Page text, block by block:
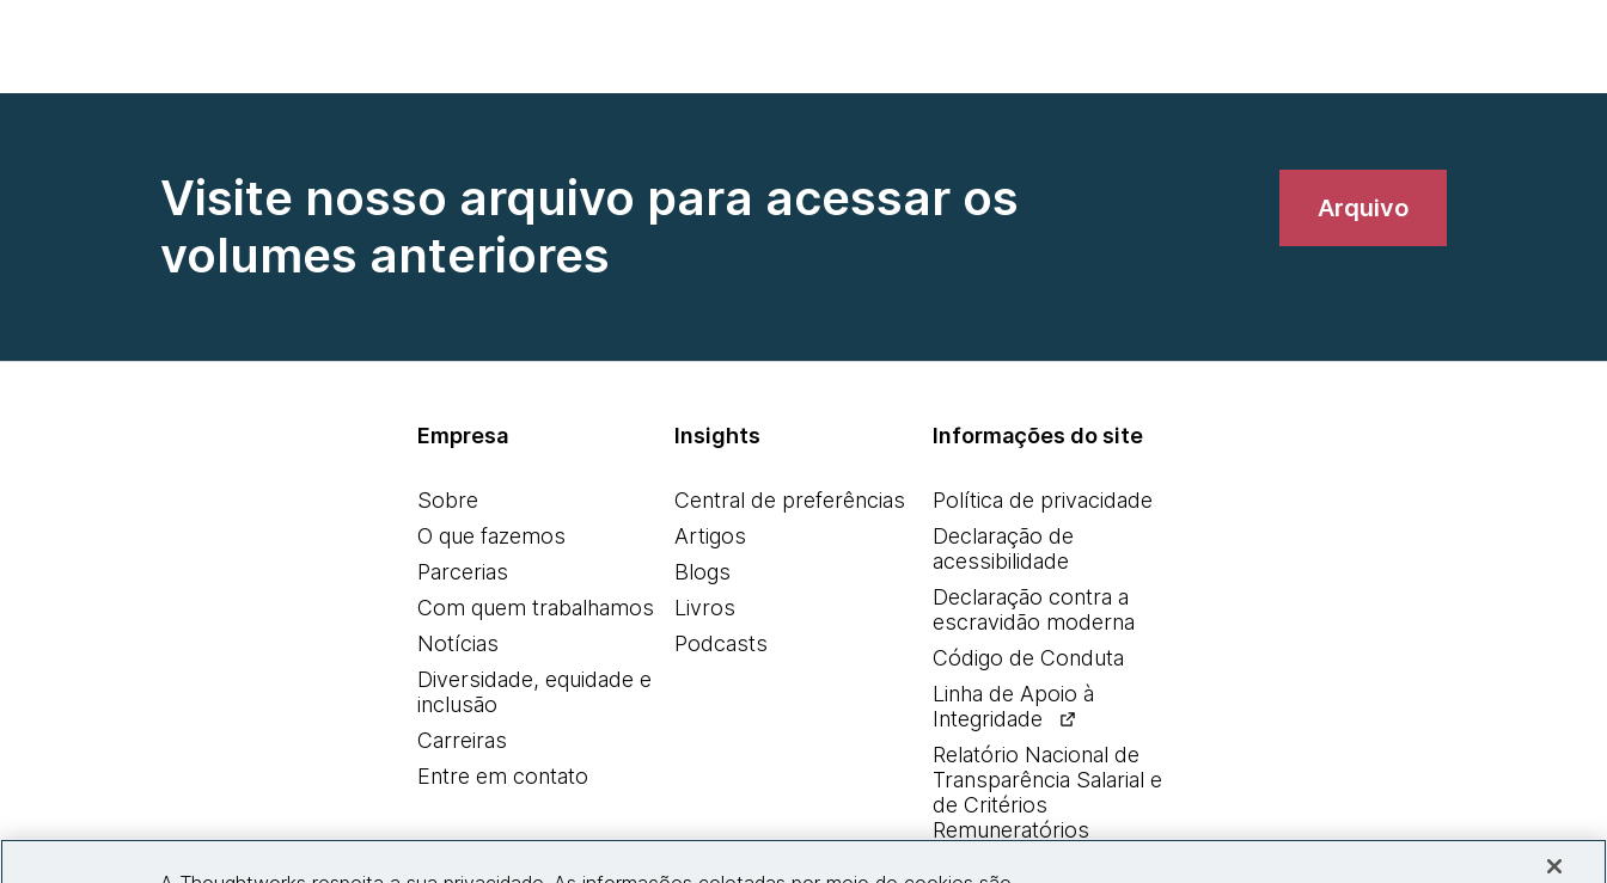
Visite nosso arquivo para acessar os
volumes anteriores
Arquivo
Empresa
Sobre
O que fazemos
Parcerias
Com quem trabalhamos
Notícias
Diversidade, equidade e
inclusão
Carreiras
Entre em contato
Insights
Central de preferências
Artigos
Blogs
Livros
Podcasts
Informações do site
Política de privacidade
Declaração de
acessibilidade
Declaração contra a
escravidão moderna
Código de Conduta
Linha de Apoio à
Integridade
Relatório Nacional de
Transparência Salarial e
de Critérios
Remuneratórios